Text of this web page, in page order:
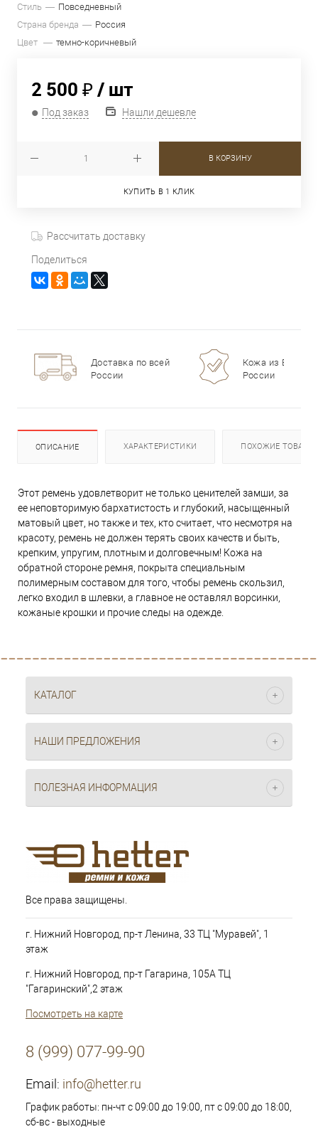
Стиль
Повседневный
Страна бренда
Россия
Цвет
темно-коричневый
2 500 ₽/ шт
Под заказ Нашли дешевле
В КОРЗИНУ
КУПИТЬ В 1 КЛИК
Рассчитать доставку
Поделиться
Доставка по всей
России
Кожа из Европы
России
ОПИСАНИЕ ХАРАКТЕРИСТИКИ ПОХОЖИЕ ТОВАРЫ
Этот ремень удовлетворит не только ценителей замши, за
ее неповторимую бархатистость и глубокий, насыщенный
матовый цвет, но также и тех, кто считает, что несмотря на
красоту, ремень не должен терять своих качеств и быть,
крепким, упругим, плотным и долговечным! Кожа на
обратной стороне ремня, покрыта специальным
полимерным составом для того, чтобы ремень скользил,
легко входил в шлевки, а главное не оставлял ворсинки,
кожаные крошки и прочие следы на одежде.
КАТАЛОГ
НАШИ ПРЕДЛОЖЕНИЯ
ПОЛЕЗНАЯ ИНФОРМАЦИЯ
Все права защищены.
г. Нижний Новгород, пр-т Ленина, 33 ТЦ "Муравей", 1
этаж
г. Нижний Новгород, пр-т Гагарина, 105А ТЦ
"Гагаринский",2 этаж
Посмотреть на карте
8 (999) 077-99-90
Email: info@hetter.ru
График работы: пн-чт с 09:00 до 19:00, пт с 09:00 до 18:00,
сб-вс - выходные